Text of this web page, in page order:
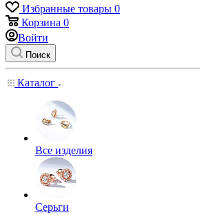
Избранные товары 0
Корзина 0
Войти
Поиск
Каталог
Все изделия
Серьги